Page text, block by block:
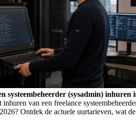
systeembeheerder (sysadmin) inhuren
inhuren van een freelance
Ontdek de actuele uurtarieven, wat